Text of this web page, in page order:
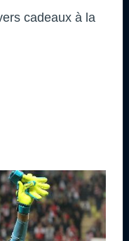
cadeaux à la